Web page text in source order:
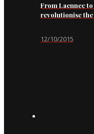
From Laennec
revolutionise
12/10/2015